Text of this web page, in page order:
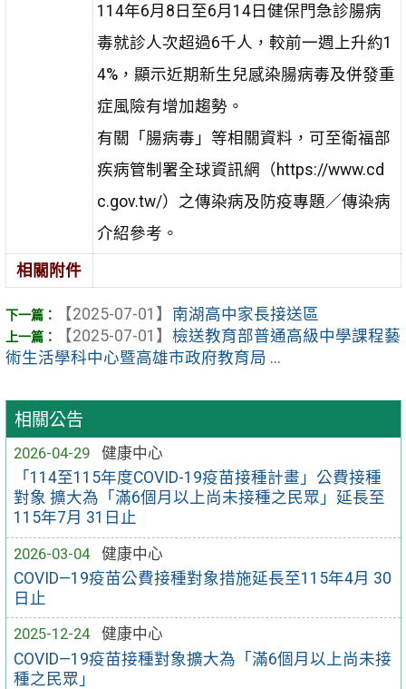
相關公告
2026-04-29
健康中心
「114至115年度COVID-19疫苗接種計畫」公費接種
對象 擴大為「滿6個月以上尚未接種之民眾」延長至
115年7月 31日止
2026-03-04
健康中心
COVID—19疫苗公費接種對象措施延長至115年4月 30
日止
2025-12-24
健康中心
COVID—19疫苗接種對象擴大為「滿6個月以上尚未接
種之民眾」
114年6月8日至6月14日健保門急診腸病
毒就診人次超過6千人，較前一週上升約1
4%，顯示近期新生兒感染腸病毒及併發重
症風險有增加趨勢。
有關「腸病毒」等相關資料，可至衛福部
疾病管制署全球資訊網（https://www.cd
c.gov.tw/）之傳染病及防疫專題／傳染病
介紹參考。
相關附件
【2025-07-01】 南湖高中家長接送區
【2025-07-01】 檢送教育部普通高級中學課程藝
術生活學科中心暨高雄市政府教育局 ...